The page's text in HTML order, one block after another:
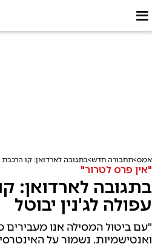
אמס תחבורה חדש בתגובה לארדואן: קו הרכבת
"אין פרס לטרור"
בתגובה לארדואן:
עפולה לג'נין יבוטל
"עם ביטול המסילה אנו מעבירים
ואנטישמיות. נשמור על